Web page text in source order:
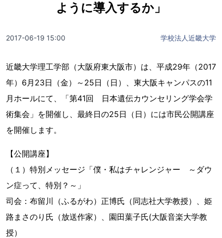
ように導入するか」
2017-06-19 15:00 学校法人近畿大学
近畿大学理工学部（大阪府東大阪市）は、平成29年（2017
年）6月23日（金）～25日（日）、東大阪キャンパスの11
月ホールにて、「第41回 日本遺伝カウンセリング学会学
術集会」を開催し、最終日の25日（日）には市民公開講座
を開催します。
【公開講座】
（１）特別メッセージ「僕・私はチャレンジャー ～ダウ
ン症って、特別？～」
司会：布留川（ふるがわ）正博氏（同志社大学教授）、姫
路まさのり氏（放送作家）、園田葉子氏(大阪音楽大学教
授）